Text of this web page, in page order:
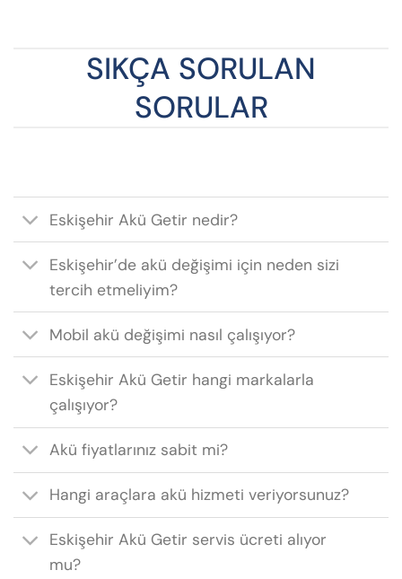
SIKÇA SORULAN
SORULAR
Eskişehir Akü Getir nedir?
Eskişehir’de akü değişimi için neden sizi
tercih etmeliyim?
Mobil akü değişimi nasıl çalışıyor?
Eskişehir Akü Getir hangi markalarla
çalışıyor?
Akü fiyatlarınız sabit mi?
Hangi araçlara akü hizmeti veriyorsunuz?
Eskişehir Akü Getir servis ücreti alıyor
mu?